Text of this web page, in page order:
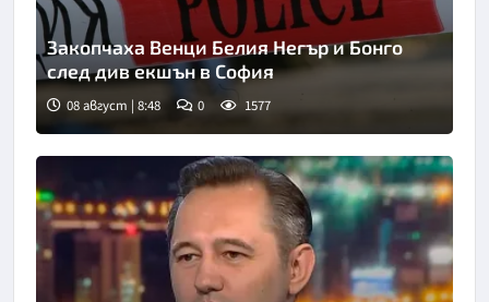
Закопчаха Венци Белия Негър и Бонго
след див екшън в София
08 август | 8:48 0 1577